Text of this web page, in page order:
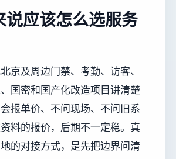
说应该怎么选服务
京及周边门禁、考勤、访客、
国密和国产化改造项目讲清楚
报单价、不问现场、不问旧系
料的报价，后期不一定稳。真
的对接方式，是先把边界问清